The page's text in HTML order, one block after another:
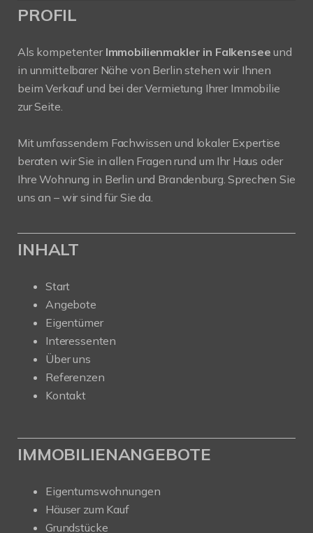
PROFIL
Als kompetenter Immobilienmakler in Falkenseeund
in unmittelbarer Nähe von Berlin stehen wir Ihnen
beim Verkauf und bei der Vermietung Ihrer Immobilie
zur Seite.
Mit umfassendem Fachwissen und lokaler Expertise
beraten wir Sie in allen Fragen rund um Ihr Haus oder
Ihre Wohnung in Berlin und Brandenburg. Sprechen Sie
uns an – wir sind für Sie da.
INHALT
Start
Angebote
Eigentümer
Interessenten
Über uns
Referenzen
Kontakt
IMMOBILIENANGEBOTE
Eigentumswohnungen
Häuser zum Kauf
Grundstücke